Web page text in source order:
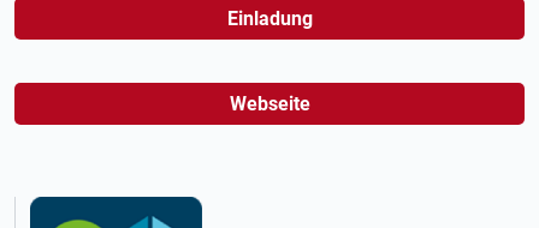
Einladung
Webseite